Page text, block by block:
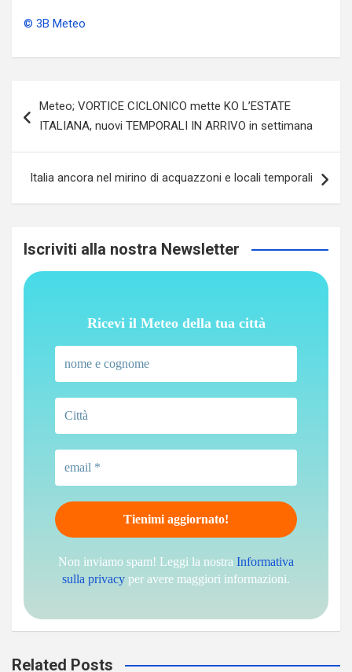
© 3B Meteo
articoli
Meteo; VORTICE CICLONICO mette KO L’ESTATE
ITALIANA, nuovi TEMPORALI IN ARRIVO in settimana
Italia ancora nel mirino di acquazzoni e locali temporali
Iscriviti alla nostra Newsletter
Ricevi il Meteo della tua città
Non inviamo spam! Leggi la nostra Informativa
sulla privacy per avere maggiori informazioni.
Related Posts